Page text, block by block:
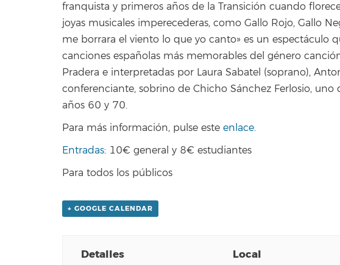
franquista y primeros años de la Transición cuando
joyas musicales imperecederas, como Gallo Rojo, Gallo
me borrara el viento lo que yo canto» es un espectáculo
canciones españolas más memorables del género
Pradera e interpretadas por Laura Sabatel (soprano),
conferenciante, sobrino de Chicho Sánchez Ferlosio, uno
años 60 y 70.
Para más información, pulse este enlace.
Entradas: 10€ general y 8€ estudiantes
Para todos los públicos
+ GOOGLE CALENDAR
Detalles Local